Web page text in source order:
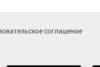
соглашение